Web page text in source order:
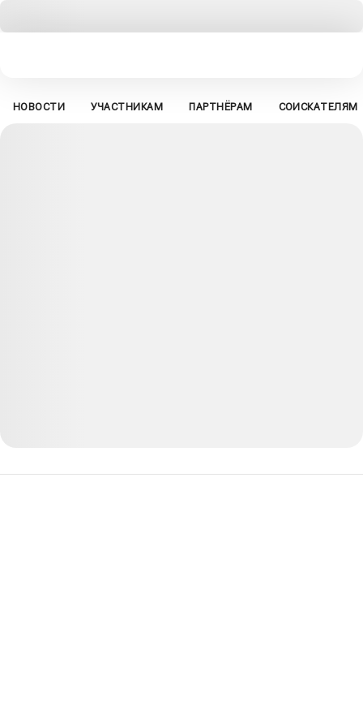
НОВОСТИ УЧАСТНИКАМ ПАРТНЁРАМ СОИСКАТЕЛЯМ